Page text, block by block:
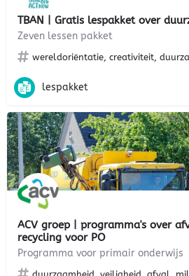
TBAN | Gratis lespakket over
Zeven lessen pakket
wereldoriëntatie, creativiteit,
lespakket
ACV groep | programma's over
recycling voor PO
Programma voor primair onderwijs